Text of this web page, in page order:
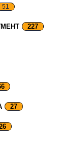
51
227
27